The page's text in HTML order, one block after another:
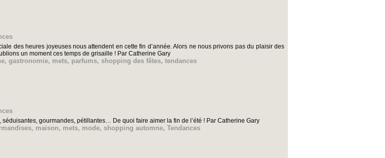
des heures joyeuses nous attendent en cette fin d’année. Alors ne nous privons pas du plaisir des
un moment ces temps de grisaille ! Par Catherine Gary
, gastronomie, mets, parfums, shopping des fêtes, tendances
séduisantes, gourmandes, pétillantes… De quoi faire aimer la fin de l’été ! Par Catherine Gary
, maison, mets, mode, shopping automne, Tendances